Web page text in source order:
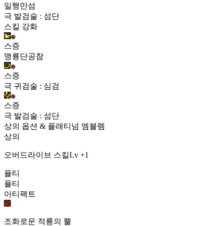
일행만섬
극 발검술 : 섬단
스킬 강화
스증
맹룡단공참
스증
극 귀검술 : 심검
스증
극 발검술 : 섬단
상의 옵션 & 플래티넘 엠블렘
상의
오버드라이브 스킬Lv +1
플티
플티
아티팩트
조화로운 적룡의 뿔